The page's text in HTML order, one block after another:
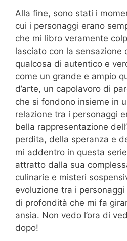
Alla fine, sono stati i
cui i personaggi erano
che mi libro veramente
lasciato con la sensazione
qualcosa di autentico e
come un grande e ampio
d’arte, un capolavoro di
che si fondono insieme in
relazione tra i personaggi
bella rappresentazione
perdita, della speranza e
mi addentro in questa
attratto dalla sua
culinarie e misteri
evoluzione tra i
di profondità che mi fa
ansia. Non vedo l’ora di
dopo!